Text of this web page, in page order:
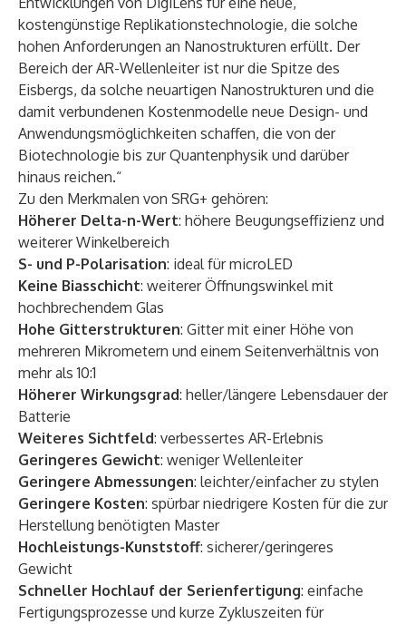
kostengünstige Replikationstechnologie, die solche
hohen Anforderungen an Nanostrukturen erfüllt. Der
Bereich der AR-Wellenleiter ist nur die Spitze des
Eisbergs, da solche neuartigen Nanostrukturen und die
damit verbundenen Kostenmodelle neue Design- und
Anwendungsmöglichkeiten schaffen, die von der
Biotechnologie bis zur Quantenphysik und darüber
hinaus reichen.“
Zu den Merkmalen von SRG+ gehören:
Höherer Delta-n-Wert: höhere Beugungseffizienz und
weiterer Winkelbereich
S- und P-Polarisation: ideal für microLED
Keine Biasschicht: weiterer Öffnungswinkel mit
hochbrechendem Glas
Hohe Gitterstrukturen: Gitter mit einer Höhe von
mehreren Mikrometern und einem Seitenverhältnis von
mehr als 10:1
Höherer Wirkungsgrad: heller/längere Lebensdauer der
Batterie
Weiteres Sichtfeld: verbessertes AR-Erlebnis
Geringeres Gewicht: weniger Wellenleiter
Geringere Abmessungen: leichter/einfacher zu stylen
Geringere Kosten: spürbar niedrigere Kosten für die zur
Herstellung benötigten Master
Hochleistungs-Kunststoff: sicherer/geringeres
Gewicht
Schneller Hochlauf der Serienfertigung: einfache
Fertigungsprozesse und kurze Zykluszeiten für